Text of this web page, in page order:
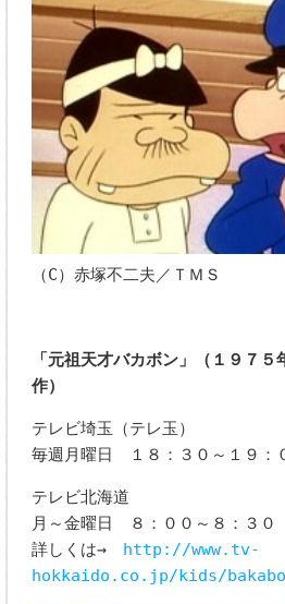
（C）赤塚不二夫／ＴＭＳ
「元祖天才バカボン」（１９７５
作）
テレビ埼玉（テレ玉）
毎週月曜日 １８：３０～１９：
テレビ北海道
月～金曜日 ８：００～８：３０
詳しくは→ http://www.tv-
hokkaido.co.jp/kids/